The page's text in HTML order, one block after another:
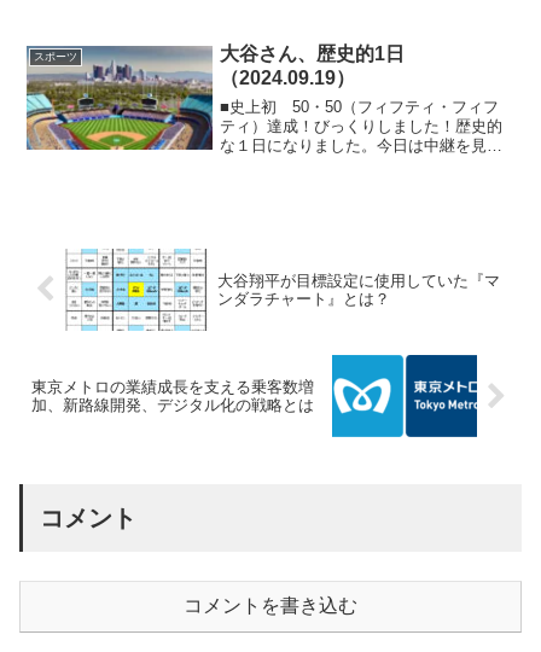
傷した大谷選手が「1番・指名打者」とし
て出場しました。し...
スポーツ
大谷さん、歴史的1日
（2024.09.19）
■史上初 50・50（フィフティ・フィフ
ティ）達成！びっくりしました！歴史的
な１日になりました。今日は中継を見る
大谷翔平が目標設定に使用していた『マ
ンダラチャート』とは？
東京メトロの業績成長を支える乗客数増
加、新路線開発、デジタル化の戦略とは
コメント
コメントを書き込む